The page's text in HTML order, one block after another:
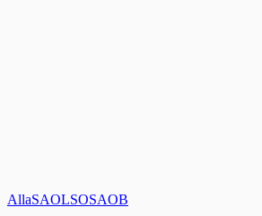
AllaSAOLSOSAOB